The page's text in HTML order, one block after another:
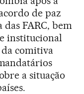
de paz
FARC, bem
institucional
da comitiva
a situação